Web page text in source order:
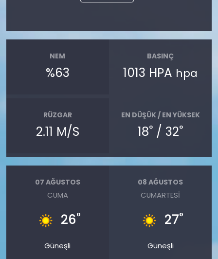
NEM
%63
BASINÇ
1013 HPA hpa
RÜZGAR
2.11 M/S
EN DÜŞÜK / EN YÜKSEK
18° / 32°
07 AĞUSTOS
CUMA
26°
Güneşli
08 AĞUSTOS
CUMARTESI
27°
Güneşli